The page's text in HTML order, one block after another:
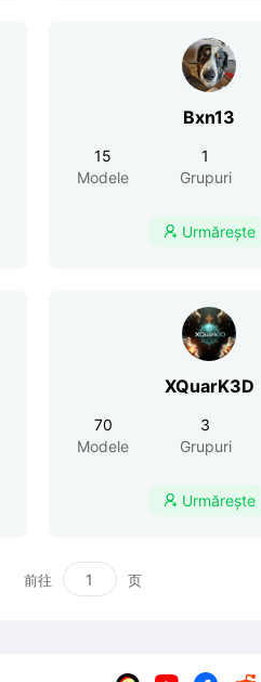
Bxn13
15
Modele
1
Grupuri
 Urmărește
XQuarK3D
70
Modele
3
Grupuri
 Urmărește
前往 页